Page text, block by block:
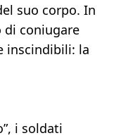
suo corpo. In
di coniugare
inscindibili: la
i soldati